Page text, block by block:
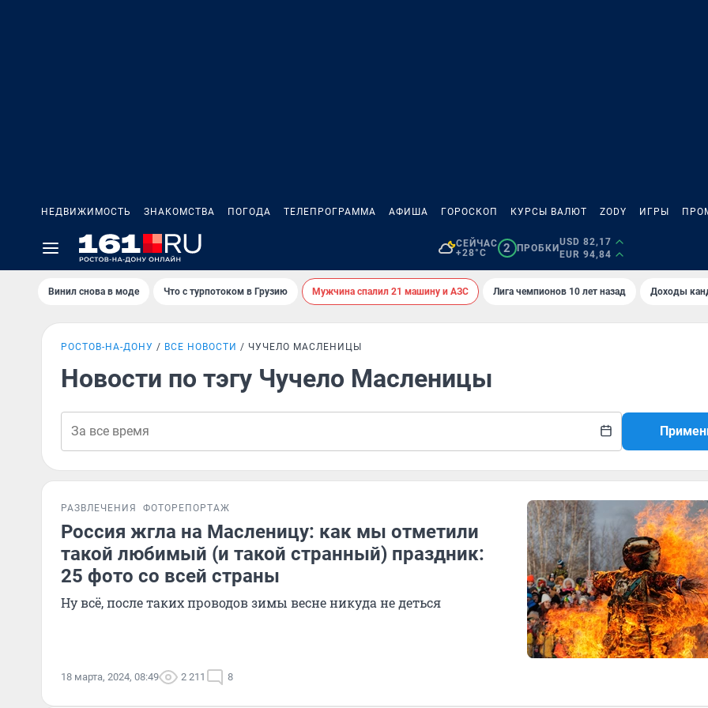
НЕДВИЖИМОСТЬ ЗНАКОМСТВА ПОГОДА ТЕЛЕПРОГРАММА АФИША ГОРОСКОП КУРСЫ ВАЛЮТ ZODY ИГРЫ
СЕЙЧАС
+28°C
2 ПРОБКИ
USD 82,17
EUR 94,84
Винил снова в моде Что с турпотоком в Грузию Мужчина спалил 21 машину и АЗС Лига чемпионов 10 лет назад Доходы
РОСТОВ-НА-ДОНУ ВСЕ НОВОСТИ ЧУЧЕЛО МАСЛЕНИЦЫ
Новости по тэгу Чучело Масленицы
РАЗВЛЕЧЕНИЯ ФОТОРЕПОРТАЖ
Россия жгла на Масленицу: как мы отметили
такой любимый (и такой странный) праздник:
25 фото со всей страны
Ну всё, после таких проводов зимы весне никуда не деться
18 марта, 2024, 08:49 2 211 8